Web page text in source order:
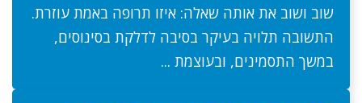
שוב ושוב את אותה שאלה: איזו תרופה באמת עוזרת.
התשובה תלויה בעיקר בסיבה לדלקת בסינוסים,
במשך התסמינים, ובעוצמת ...